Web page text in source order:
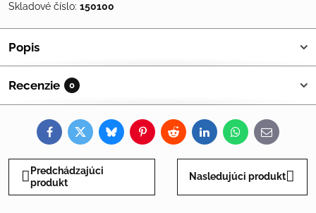
Skladové číslo: 150100
Popis
Recenzie 0
FacebookTwitterBlueskyPinterestRedditLinkedInWhatsApp
E-
mail
Predchádzajúci
produkt
Nasledujúci produkt